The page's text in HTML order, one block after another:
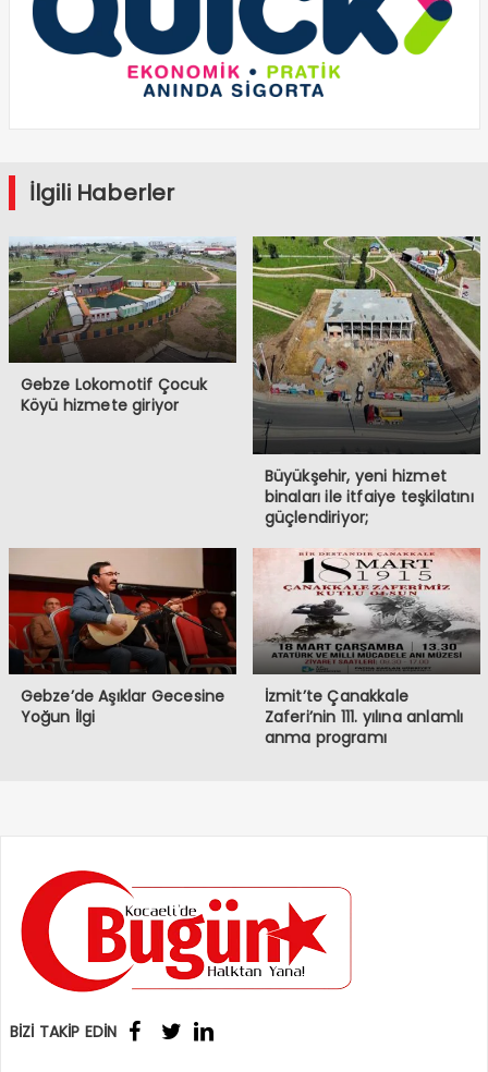
İlgili Haberler
Gebze Lokomotif Çocuk
Köyü hizmete giriyor
Büyükşehir, yeni hizmet
binaları ile itfaiye teşkilatını
güçlendiriyor;
Gebze’de Aşıklar Gecesine
Yoğun İlgi
İzmit’te Çanakkale
Zaferi’nin 111. yılına anlamlı
anma programı
BİZİ TAKİP EDİN